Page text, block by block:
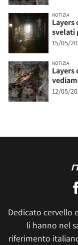
NOTIZIA
Layers
svelati
15/05/
NOTIZIA
Layers
12/05/
Dedicato cervello
li hanno nel
riferimento